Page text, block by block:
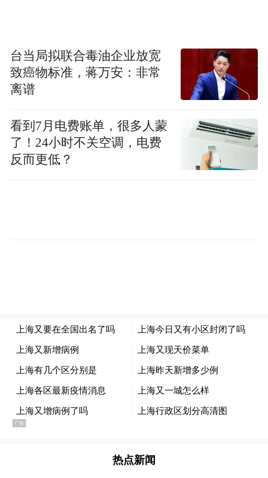
台当局拟联合毒油企业放宽
致癌物标准，蒋万安：非常
离谱
看到7月电费账单，很多人蒙
了！24小时不关空调，电费
反而更低？
热点新闻